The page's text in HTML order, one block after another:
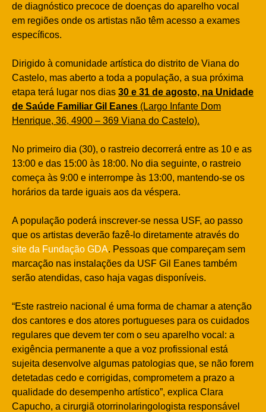
de diagnóstico precoce de doenças do aparelho vocal
em regiões onde os artistas não têm acesso a exames
específicos.
Dirigido à comunidade artística do distrito de Viana do
Castelo, mas aberto a toda a população, a sua próxima
etapa terá lugar nos dias 30 e 31 de agosto, na Unidade
de Saúde Familiar Gil Eanes (Largo Infante Dom
Henrique, 36, 4900 – 369 Viana do Castelo).
No primeiro dia (30), o rastreio decorrerá entre as 10 e as
13:00 e das 15:00 às 18:00. No dia seguinte, o rastreio
começa às 9:00 e interrompe às 13:00, mantendo-se os
horários da tarde iguais aos da véspera.
A população poderá inscrever-se nessa USF, ao passo
que os artistas deverão fazê-lo diretamente através do
site da Fundação GDA. Pessoas que compareçam sem
marcação nas instalações da USF Gil Eanes também
serão atendidas, caso haja vagas disponíveis.
“Este rastreio nacional é uma forma de chamar a atenção
dos cantores e dos atores portugueses para os cuidados
regulares que devem ter com o seu aparelho vocal: a
exigência permanente a que a voz profissional está
sujeita desenvolve algumas patologias que, se não forem
detetadas cedo e corrigidas, comprometem a prazo a
qualidade do desempenho artístico”, explica Clara
Capucho, a cirurgiã otorrinolaringologista responsável